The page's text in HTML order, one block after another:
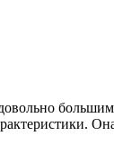
большим